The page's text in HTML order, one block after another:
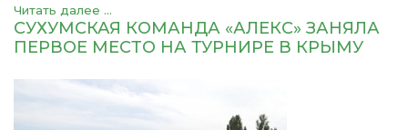
Читать далее ...
СУХУМСКАЯ КОМАНДА «АЛЕКС» ЗАНЯЛА
ПЕРВОЕ МЕСТО НА ТУРНИРЕ В КРЫМУ